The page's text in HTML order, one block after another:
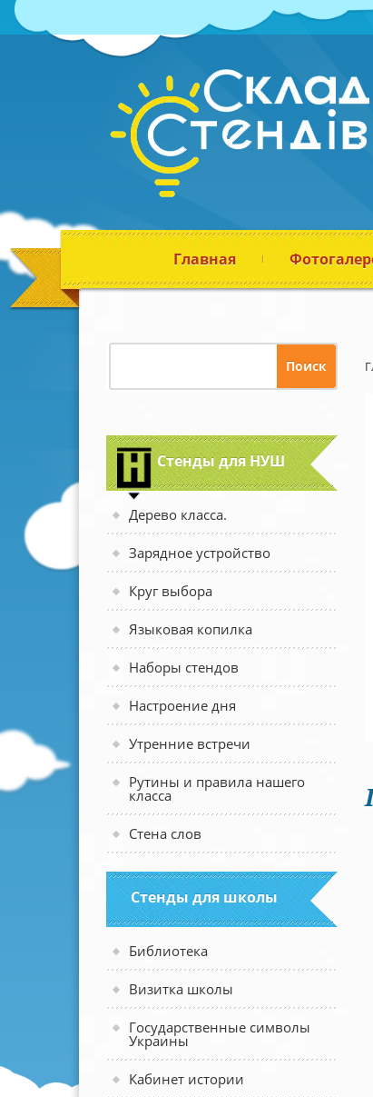
Главная
Стенды для НУШ
Дерево класса.
Зарядное устройство
Круг выбора
Языковая копилка
Наборы стендов
Настроение дня
Утренние встречи
Рутины и правила нашего
класса
Стена слов
Стенды для школы
Библиотека
Визитка школы
Государственные символы
Украины
Кабинет истории